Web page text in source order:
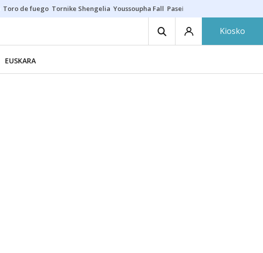
Toro de fuego Tornike Shengelia Youssoupha Fall Paseíllo único
Kiosko
EUSKARA